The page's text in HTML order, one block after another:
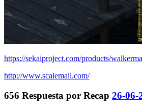
https://sekaiproject.com/products/
http://www.scalemail.com/
656 Respuesta por Recap 26-06-